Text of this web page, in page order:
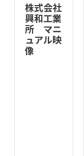
株式会社
興和工業
所 マニ
ュアル映
像